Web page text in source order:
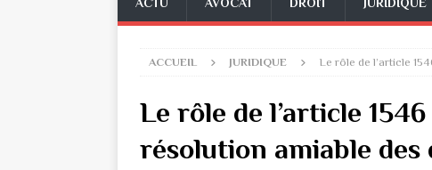
ACCUEIL JURIDIQUE Le rôle de l’article
Le rôle de l’article
résolution amiable